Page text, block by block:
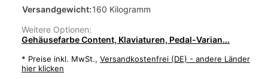
Versandgewicht:160 Kilogramm
Weitere Optionen:
Gehäusefarbe Content, Klaviaturen, Pedal-Varian...
* Preise inkl. MwSt., Versandkostenfrei (DE) - andere Länder
hier klicken